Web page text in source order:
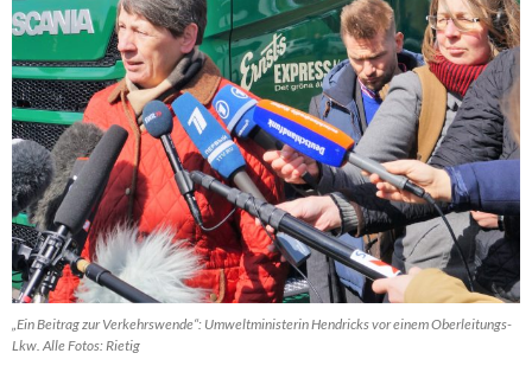
„Ein Beitrag zur Verkehrswende“: Umweltministerin Hendricks vor einem Oberleitungs-
Lkw. Alle Fotos: Rietig